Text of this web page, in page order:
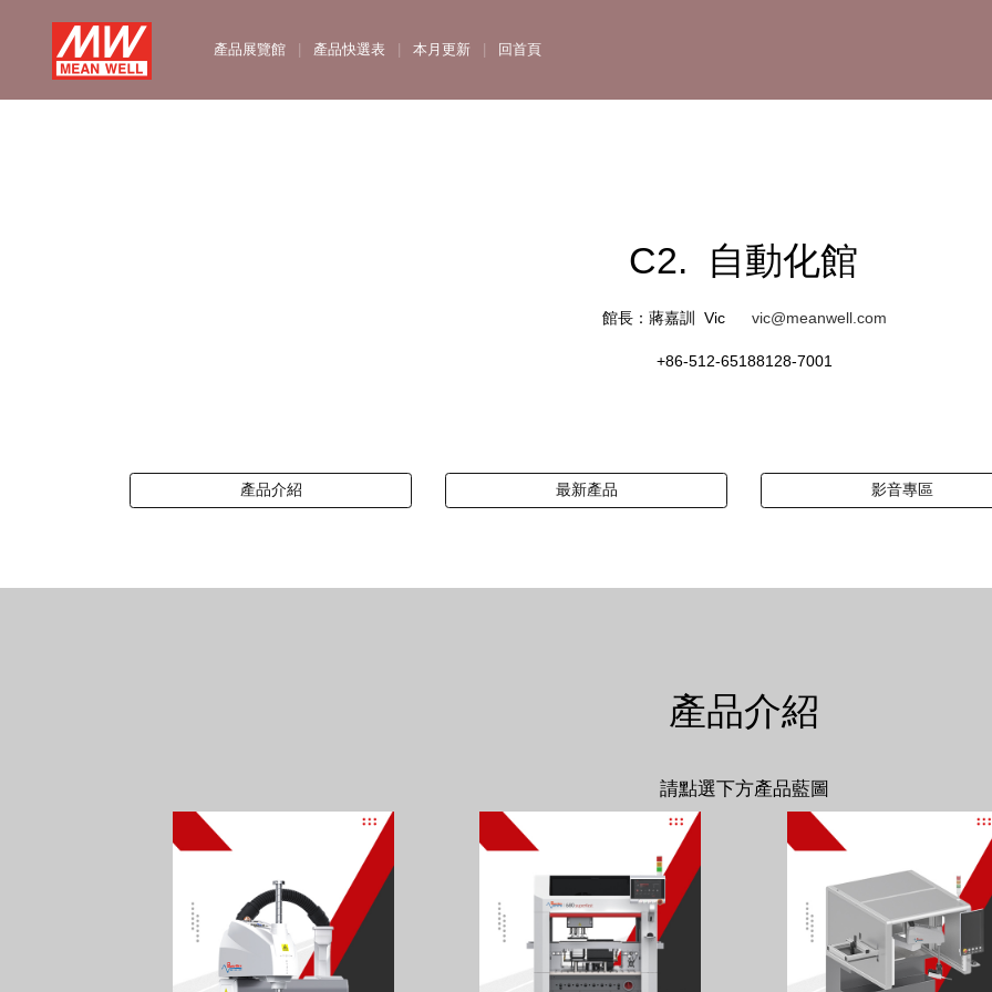
MEAN WELL Enterprises Co., Ltd.
產品展覽館 產品快選表 本月更新 回首頁
C2. 自動化館
館長：蔣嘉訓 Vic vic@meanwell.com
+86-512-65188128-7001
產品介紹 最新產品 影音專區
產品介紹
請點選下方產品藍圖